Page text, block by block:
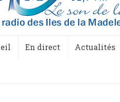
En direct Actualités